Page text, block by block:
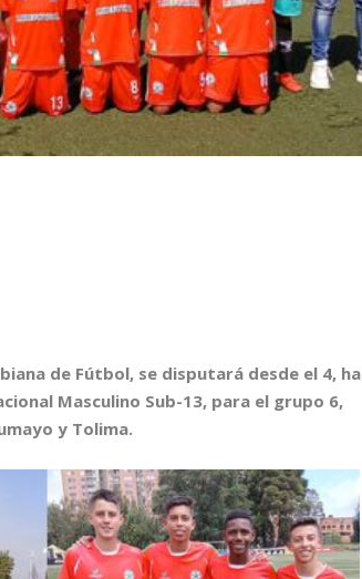
de Fútbol, se disputará desde el 4,
Masculino Sub-13, para el grupo 6,
y Tolima.